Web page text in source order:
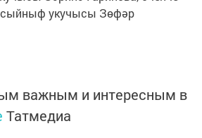
укучысы Зөфәр
важным и интересным в
Татмедиа